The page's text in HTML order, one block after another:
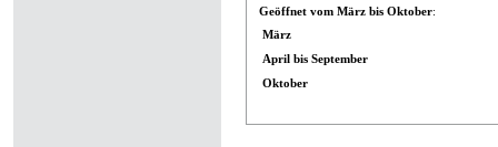
Geöffnet vom März bis Oktober:
März
April bis September
Oktober